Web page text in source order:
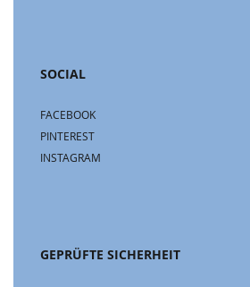
SOCIAL
FACEBOOK
PINTEREST
INSTAGRAM
GEPRÜFTE SICHERHEIT